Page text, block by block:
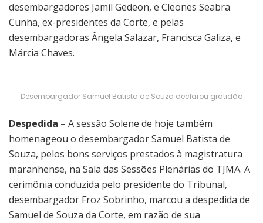
desembargadores Jamil Gedeon, e Cleones Seabra
Cunha, ex-presidentes da Corte, e pelas
desembargadoras Ângela Salazar, Francisca Galiza, e
Márcia Chaves.
Desembargador Samuel Batista de Souza declarou gratidão
Despedida – A sessão Solene de hoje também
homenageou o desembargador Samuel Batista de
Souza, pelos bons serviços prestados à magistratura
maranhense, na Sala das Sessões Plenárias do TJMA. A
cerimônia conduzida pelo presidente do Tribunal,
desembargador Froz Sobrinho, marcou a despedida de
Samuel de Souza da Corte, em razão de sua